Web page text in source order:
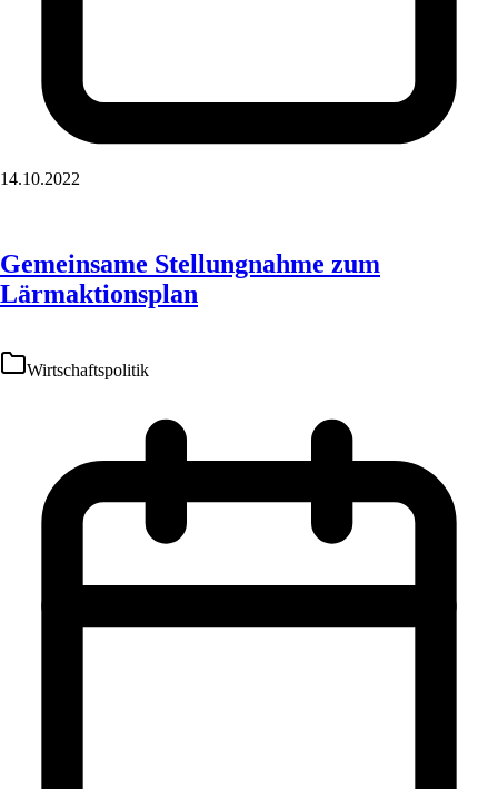
14.10.2022
Gemeinsame Stellungnahme zum
Lärmaktionsplan
Wirtschaftspolitik